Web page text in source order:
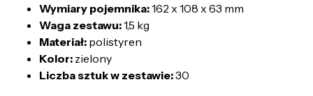
Wymiary pojemnika:162 x 108 x 63 mm
Waga zestawu:1,5 kg
Materiał: polistyren
Kolor: zielony
Liczba sztuk w zestawie:30